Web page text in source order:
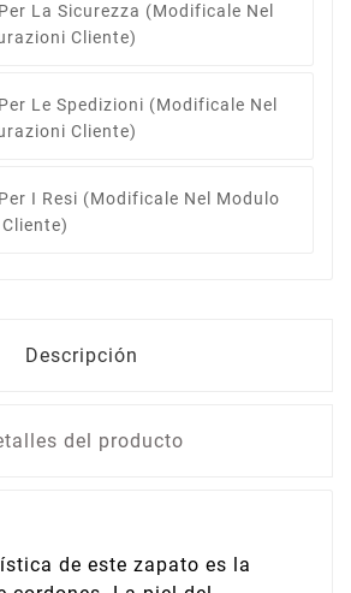
La Sicurezza (modificale Nel
Cliente)
Le Spedizioni (modificale Nel
Cliente)
I Resi (modificale Nel Modulo
Descripción
del producto
de este zapato es la